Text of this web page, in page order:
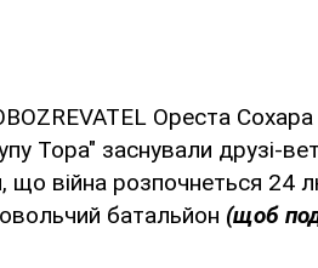
Ореста Сохара
Тора" заснували друзі-
війна розпочнеться 24
батальйон (щоб